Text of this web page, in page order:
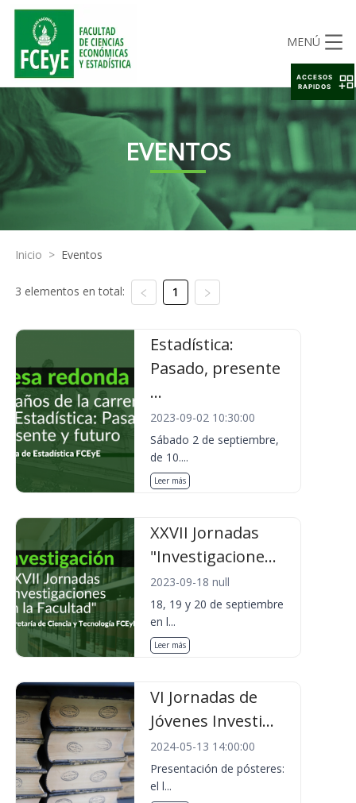
MENÚ
EVENTOS
Inicio > Eventos
3 elementos en total: 1
Estadística:
Pasado, presente
...
2023-09-02 10:30:00
Sábado 2 de septiembre,
de 10....
Leer más
XXVII Jornadas
"Investigacione...
2023-09-18 null
18, 19 y 20 de septiembre
en l...
Leer más
VI Jornadas de
Jóvenes Investi...
2024-05-13 14:00:00
Presentación de pósteres:
el l...
ACCESOS
RAPIDOS